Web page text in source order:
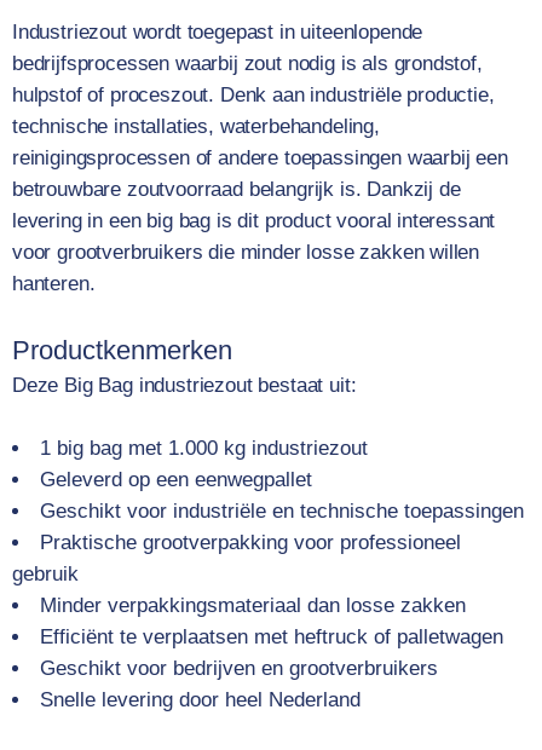
Industriezout wordt toegepast in uiteenlopende
bedrijfsprocessen waarbij zout nodig is als grondstof,
hulpstof of proceszout. Denk aan industriële productie,
technische installaties, waterbehandeling,
reinigingsprocessen of andere toepassingen waarbij een
betrouwbare zoutvoorraad belangrijk is. Dankzij de
levering in een big bag is dit product vooral interessant
voor grootverbruikers die minder losse zakken willen
hanteren.
Productkenmerken
Deze Big Bag industriezout bestaat uit:
1 big bag met 1.000 kg industriezout
Geleverd op een eenwegpallet
Geschikt voor industriële en technische toepassingen
Praktische grootverpakking voor professioneel
gebruik
Minder verpakkingsmateriaal dan losse zakken
Efficiënt te verplaatsen met heftruck of palletwagen
Geschikt voor bedrijven en grootverbruikers
Snelle levering door heel Nederland